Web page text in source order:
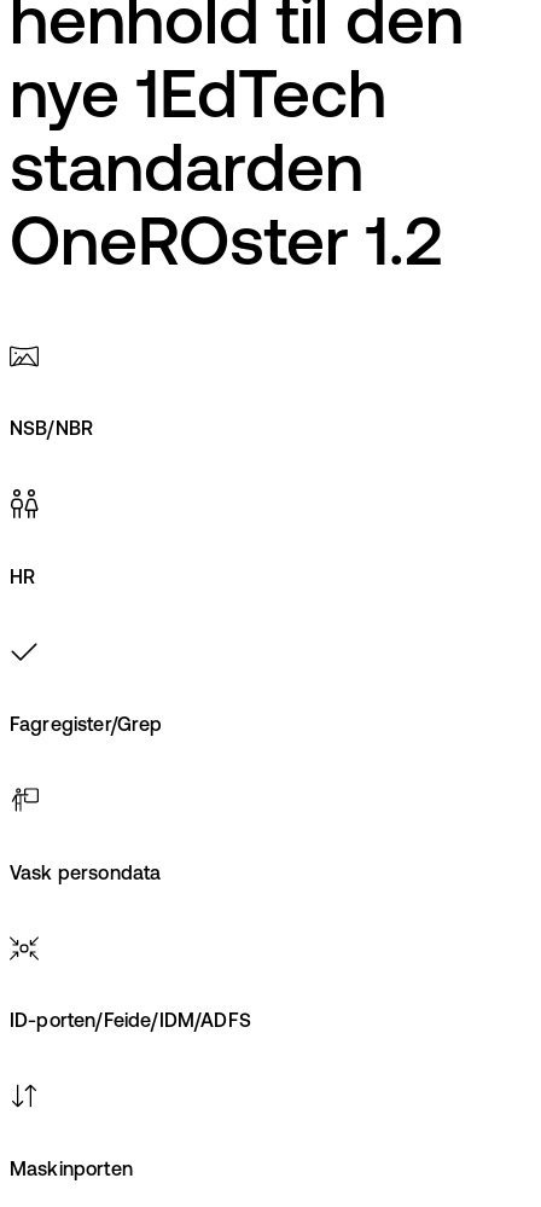
henhold til den
nye 1EdTech
standarden
OneROster 1.2
NSB/NBR
HR
Fagregister/Grep
Vask persondata
ID-porten/Feide/IDM/ADFS
Maskinporten